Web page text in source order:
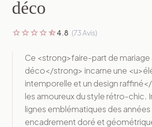
déco
starstarstarstarstar_half4.8 (73 Avis)
Ce <strong>faire-part de mariage
déco</strong> incarne une
intemporelle et un design
les amoureux du style rétro-chic.
lignes emblématiques des années
encadrement doré et